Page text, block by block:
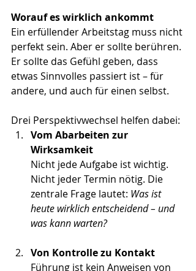
Worauf es wirklich ankommt
Ein erfüllender Arbeitstag muss nicht
perfekt sein. Aber er sollte berühren.
Er sollte das Gefühl geben, dass
etwas Sinnvolles passiert ist – für
andere, und auch für einen selbst.
Drei Perspektivwechsel helfen dabei:
Vom Abarbeiten zur
Wirksamkeit
Nicht jede Aufgabe ist wichtig.
Nicht jeder Termin nötig. Die
zentrale Frage lautet: Was ist
heute wirklich entscheidend – und
was kann warten?
Von Kontrolle zu Kontakt
Führung ist kein Anweisen von